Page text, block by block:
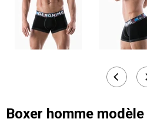
Boxer homme